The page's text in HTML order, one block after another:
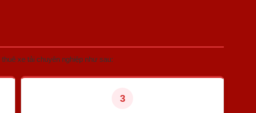
xe tải chuyên nghiệp như sau:
3